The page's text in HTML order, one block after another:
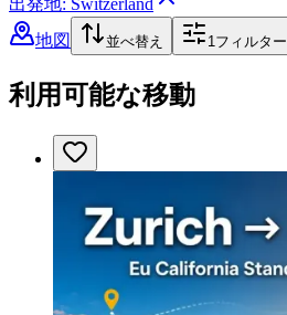
出発地: Switzerland
地図
並べ替え 1フィルター
利用可能な移動